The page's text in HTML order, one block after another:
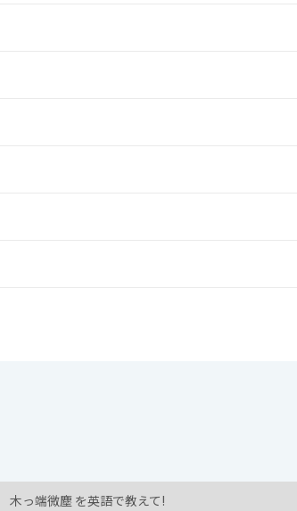
木っ端微塵 を英語で教えて!